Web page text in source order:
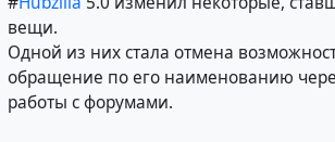
вещи.
Одной из них стала отмена
обращение по его наименованию
работы с форумами.